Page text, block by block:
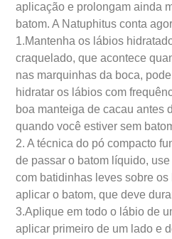
aplicação e prolongam ainda
batom. A Natuphitus conta
1.Mantenha os lábios
craquelado, que acontece
nas marquinhas da boca,
hidratar os lábios com
boa manteiga de cacau antes
quando você estiver sem
2. A técnica do pó compacto
de passar o batom líquido,
com batidinhas leves sobre
aplicar o batom, que deve
3.Aplique em todo o lábio de
aplicar primeiro de um lado e